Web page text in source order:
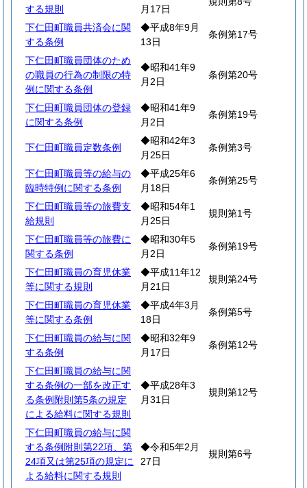
する規則 月17日
下仁田町職員共済会に関
する条例
◆平成8年9月
13日
条例第17号
下仁田町職員団体のため
の職員の行為の制限の特
例に関する条例
◆昭和41年9
月2日
条例第20号
下仁田町職員団体の登録
に関する条例
◆昭和41年9
月2日
条例第19号
下仁田町職員定数条例
◆昭和42年3
月25日
条例第3号
下仁田町職員等の給与の
臨時特例に関する条例
◆平成25年6
月18日
条例第25号
下仁田町職員等の旅費支
給規則
◆昭和54年1
月25日
規則第1号
下仁田町職員等の旅費に
関する条例
◆昭和30年5
月2日
条例第19号
下仁田町職員の育児休業
等に関する規則
◆平成11年12
月21日
規則第24号
下仁田町職員の育児休業
等に関する条例
◆平成4年3月
18日
条例第5号
下仁田町職員の給与に関
する条例
◆昭和32年9
月17日
条例第12号
下仁田町職員の給与に関
する条例の一部を改正す
る条例附則第5条の規定
による給料に関する規則
◆平成28年3
月31日
規則第12号
下仁田町職員の給与に関
する条例附則第22項、第
24項又は第25項の規定に
よる給料に関する規則
◆令和5年2月
27日
規則第6号